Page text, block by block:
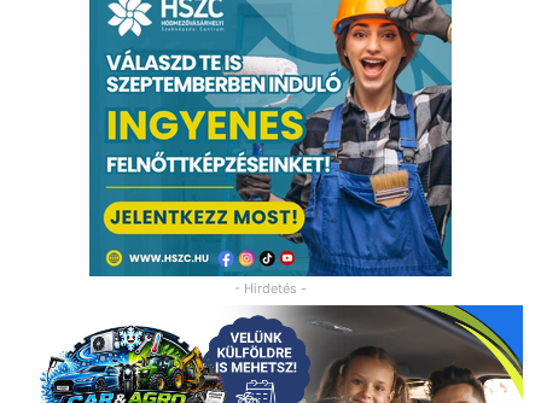
- Hirdetés -